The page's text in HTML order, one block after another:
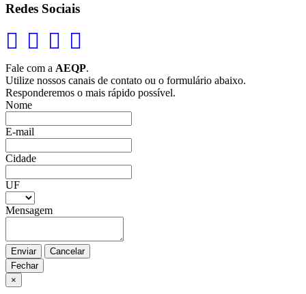
Redes Sociais
Fale com a AEQP.
Utilize nossos canais de contato ou o formulário abaixo.
Responderemos o mais rápido possível.
Nome
E-mail
Cidade
UF
Mensagem
Enviar
Cancelar
Fechar
×